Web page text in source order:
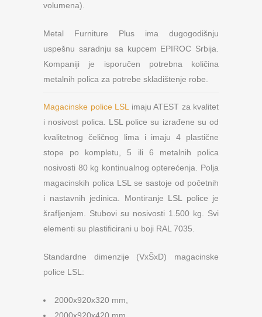
volumena).
Metal Furniture Plus ima dugogodišnju
uspešnu saradnju sa kupcem EPIROC Srbija.
Kompaniji je isporučen potrebna količina
metalnih polica za potrebe skladištenje robe.
Magacinske police LSL
imaju ATEST za kvalitet
i nosivost polica. LSL police su izrađene su od
kvalitetnog čeličnog lima i imaju 4 plastične
stope po kompletu, 5 ili 6 metalnih polica
nosivosti 80 kg kontinualnog opterećenja. Polja
magacinskih polica LSL se sastoje od početnih
i nastavnih jedinica. Montiranje LSL police je
šrafljenjem. Stubovi su nosivosti 1.500 kg. Svi
elementi su plastificirani u boji RAL 7035.
Standardne dimenzije (VxŠxD) magacinske
police LSL:
2000x920x320 mm,